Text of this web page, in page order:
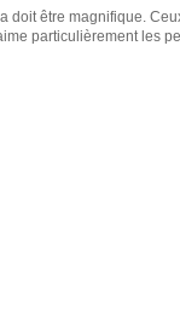
doit être magnifique.
particulièrement les